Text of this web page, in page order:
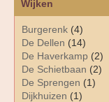
Wijken
Burgerenk (4)
De Dellen (14)
De Haverkamp (2)
De Schietbaan (2)
De Sprengen (1)
Dijkhuizen (1)